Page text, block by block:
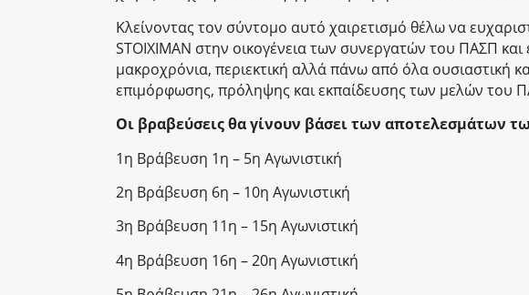
Κλείνοντας τον σύντομο αυτό χαιρετισμό θέλω να
STOIXIMAN στην οικογένεια των συνεργατών του ΠΑΣΠ και
μακροχρόνια, περιεκτική αλλά πάνω από όλα ουσιαστική
επιμόρφωσης, πρόληψης και εκπαίδευσης των μελών του
Οι βραβεύσεις θα γίνουν βάσει των αποτελεσμάτων
1η Βράβευση 1η – 5η Αγωνιστική
2η Βράβευση 6η – 10η Αγωνιστική
3η Βράβευση 11η – 15η Αγωνιστική
4η Βράβευση 16η – 20η Αγωνιστική